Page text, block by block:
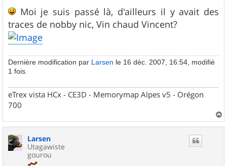
s
a
g
e
Moi je suis passé là, d'ailleurs il y avait des
traces de nobby nic, Vin chaud Vincent?
Dernière modification par Larsen le 16 déc. 2007, 16:54, modifié
1 fois.
eTrex vista HCx - CE3D - Memorymap Alpes v5 - Orégon
700
a
Larsen
Utagawiste
gourou